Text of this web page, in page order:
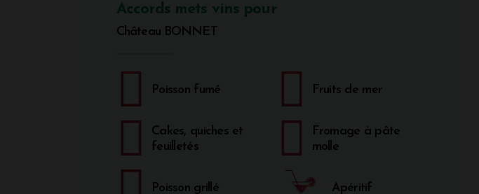
Accords mets vins pour
Château BONNET
Poisson fumé Fruits de mer
Cakes, quiches et
feuilletés
Fromage à pâte
molle
Poisson grillé Apéritif